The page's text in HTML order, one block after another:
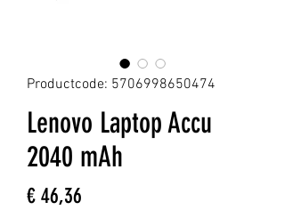
Productcode: 5706998650474
Lenovo Laptop Accu
2040 mAh
€ 46,36